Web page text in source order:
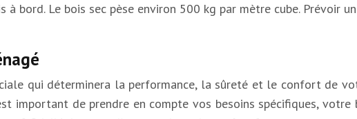
bord. Le bois sec pèse environ 500 kg par mètre cube. Prévoir
qui déterminera la performance, la sûreté et le confort de
important de prendre en compte vos besoins spécifiques,